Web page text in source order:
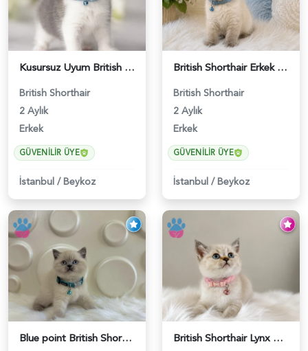
Kusursuz Uyum British Shorthair Bi Color Erkek - 6011
British Shorthair
2 Aylık
Erkek
GÜVENILIR ÜYE
İstanbul /Beykoz
British Shorthair Erkek Bluepoint 2 Aylık - 4448
British Shorthair
2 Aylık
Erkek
GÜVENILIR ÜYE
İstanbul /Beykoz
Blue point British Shorthair Kedim 2 Aylık - 4132 British Shorthair Lynx Point Dişi Yavrumuz Yuva Arıyor - 5148